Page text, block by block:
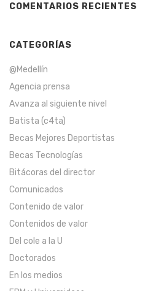
COMENTARIOS RECIENTES
CATEGORÍAS
@Medellín
Agencia prensa
Avanza al siguiente nivel
Batista (c4ta)
Becas Mejores Deportistas
Becas Tecnologías
Bitácoras del director
Comunicados
Contenido de valor
Contenidos de valor
Del cole a la U
Doctorados
En los medios